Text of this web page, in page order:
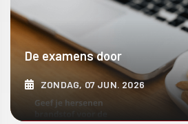
De examens door
ZONDAG, 07 JUN. 2026